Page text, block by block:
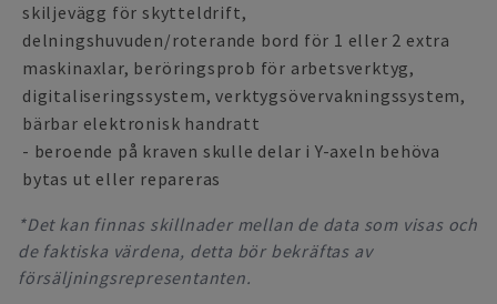
skiljevägg för skytteldrift,
delningshuvuden/roterande bord för 1 eller 2 extra
maskinaxlar, beröringsprob för arbetsverktyg,
digitaliseringssystem, verktygsövervakningssystem,
bärbar elektronisk handratt
- beroende på kraven skulle delar i Y-axeln behöva
bytas ut eller repareras
*Det kan finnas skillnader mellan de data som visas och
de faktiska värdena, detta bör bekräftas av
försäljningsrepresentanten.